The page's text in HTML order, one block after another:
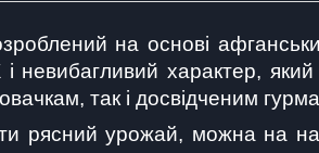
на основі
невибагливий характер,
так і досвідченим
рясний урожай, можна на